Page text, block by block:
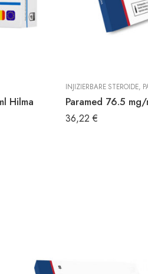
Hilma
INJIZIERBARE STEROIDE,
Paramed 76.5 mg/
36,22 €